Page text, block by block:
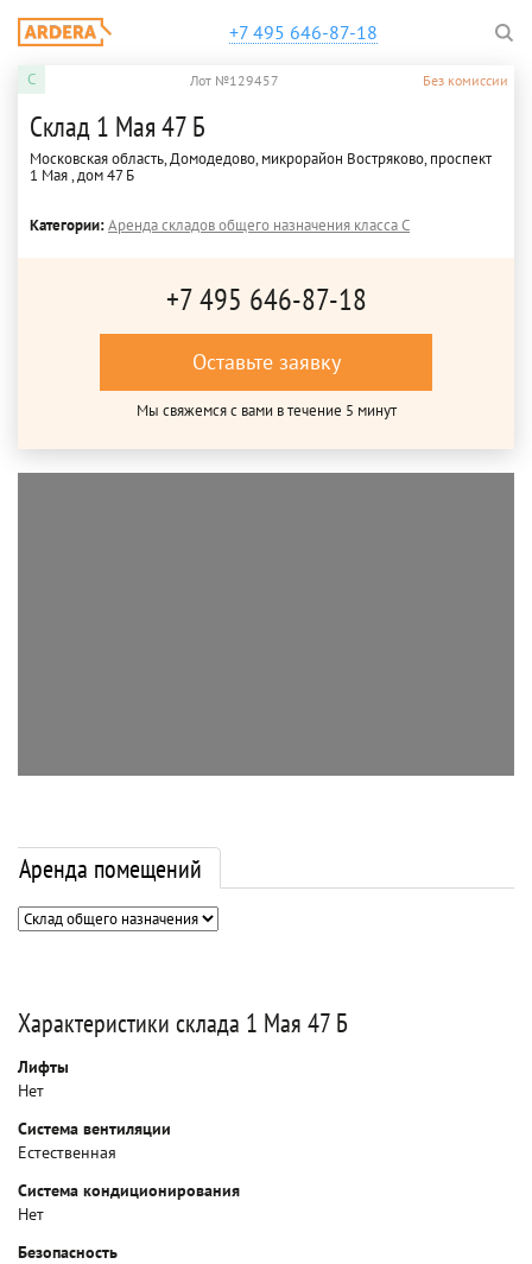
+7 495 646-87-18
C Лот №129457 Без комиссии
Склад 1 Мая 47 Б
Московская область, Домодедово, микрорайон Востряково, проспект
1 Мая , дом 47 Б
Категории:Аренда складов общего назначения класса C
+7 495 646-87-18
Оставьте заявку
Мы свяжемся с вами в течение 5 минут
Аренда помещений
Характеристики склада 1 Мая 47 Б
Лифты
Нет
Система вентиляции
Естественная
Система кондиционирования
Нет
Безопасность